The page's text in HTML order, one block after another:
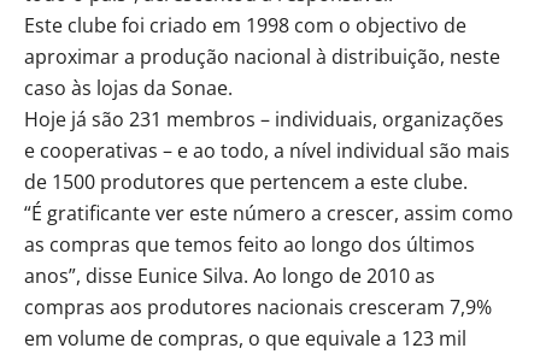
Este clube foi criado em 1998 com o objectivo de
aproximar a produção nacional à distribuição, neste
caso às lojas da Sonae.
Hoje já são 231 membros – individuais, organizações
e cooperativas – e ao todo, a nível individual são mais
de 1500 produtores que pertencem a este clube.
“É gratificante ver este número a crescer, assim como
as compras que temos feito ao longo dos últimos
anos”, disse Eunice Silva. Ao longo de 2010 as
compras aos produtores nacionais cresceram 7,9%
em volume de compras, o que equivale a 123 mil